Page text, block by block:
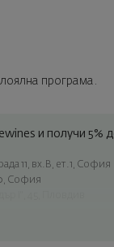
програма.
и получи 5%
11, вх.В, ет.1, София
София